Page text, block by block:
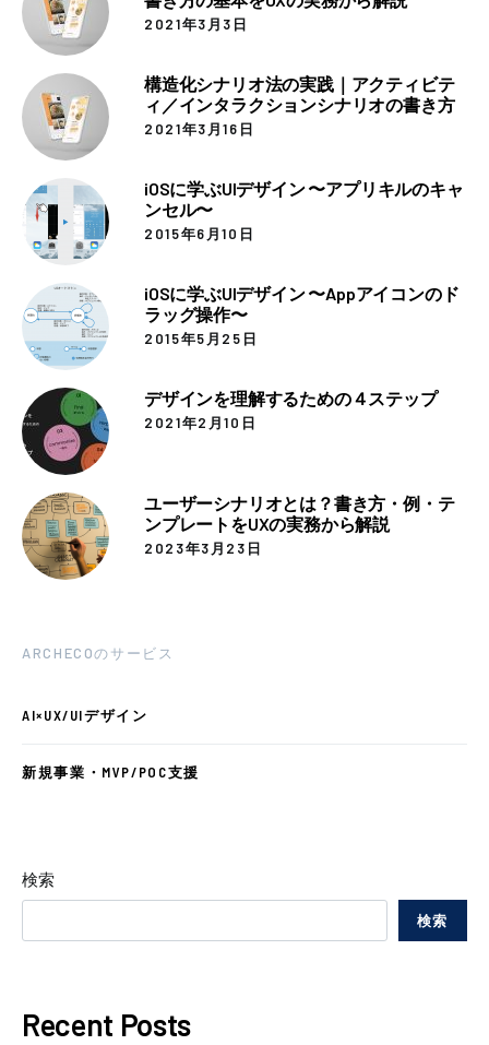
2021年3月3日
構造化シナリオ法の実践｜アクティビテ
ィ／インタラクションシナリオの書き方
2021年3月16日
iOSに学ぶUIデザイン 〜アプリキルのキャ
ンセル〜
2015年6月10日
iOSに学ぶUIデザイン 〜Appアイコンのド
ラッグ操作〜
2015年5月25日
デザインを理解するための４ステップ
2021年2月10日
ユーザーシナリオとは？書き方・例・テ
ンプレートをUXの実務から解説
2023年3月23日
ARCHECOのサービス
AI×UX/UIデザイン
新規事業・MVP/POC支援
検索
検索
Recent Posts